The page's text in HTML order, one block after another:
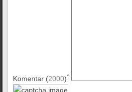
Komentar (2000)*